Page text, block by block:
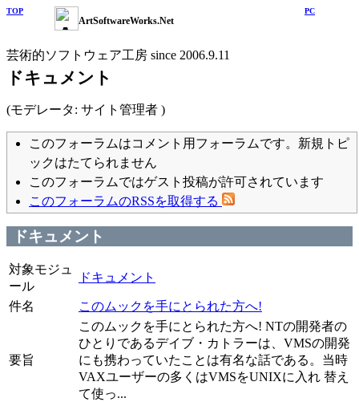
TOP PC
ArtSoftwareWorks.Net
芸術的ソフトウェア工房 since 2006.9.11
ドキュメント
(モデレータ: サイト管理者 )
このフォーラムはコメント用フォーラムです。新規トピ
ックはたてられません
このフォーラムではゲスト投稿が許可されています
このフォーラムのRSSを取得する
ドキュメント
対象モジュ
ール
ドキュメント
件名 このムックを手にとられた方へ!
要旨
このムックを手にとられた方へ! NTの開発者の
ひとりであるデイブ・カトラーは、VMSの開発
にも携わっていたことは有名な話である。当時
VAXユーザーの多くはVMSをUNIXに入れ 替え
て使っ...